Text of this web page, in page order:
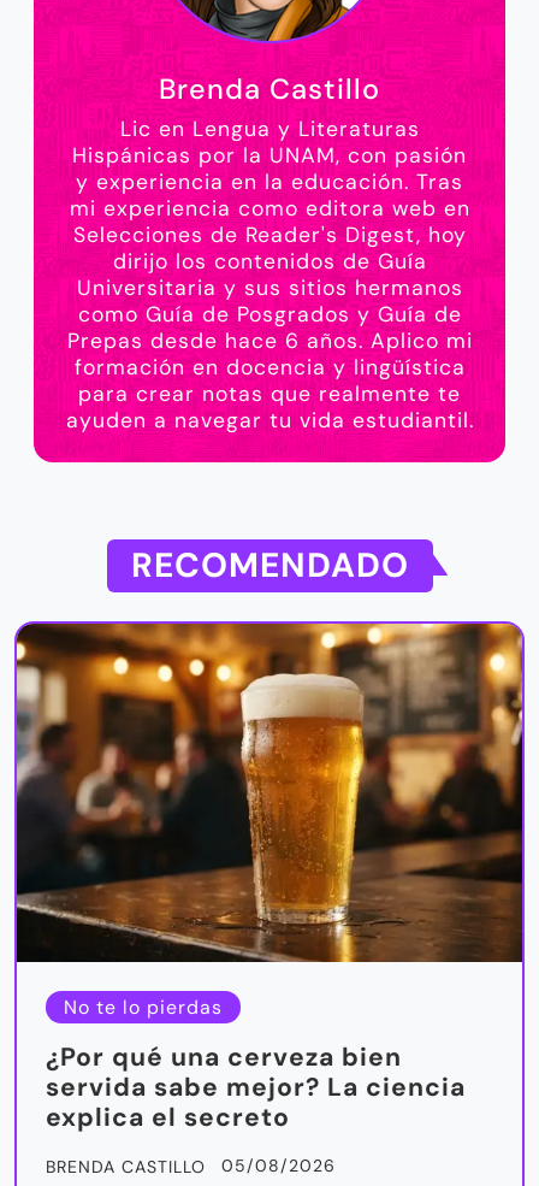
Brenda Castillo
Lic en Lengua y Literaturas
Hispánicas por la UNAM, con pasión
y experiencia en la educación. Tras
mi experiencia como editora web en
Selecciones de Reader's Digest, hoy
dirijo los contenidos de Guía
Universitaria y sus sitios hermanos
como Guía de Posgrados y Guía de
Prepas desde hace 6 años. Aplico mi
formación en docencia y lingüística
para crear notas que realmente te
ayuden a navegar tu vida estudiantil.
RECOMENDADO
No te lo pierdas
¿Por qué una cerveza bien
servida sabe mejor? La ciencia
explica el secreto
BRENDA CASTILLO 05/08/2026